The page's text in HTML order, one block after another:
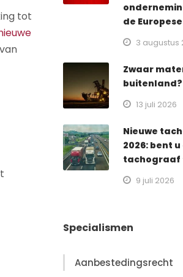
tot
de
3 augustus
Zwaar
buitenland?
13 juli 2026
Nieuwe
2026: bent
tachograaf
9 juli 2026
Specialismen
Aanbestedingsrecht